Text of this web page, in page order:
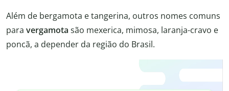
Além de bergamota e tangerina, outros nomes comuns
para vergamota são mexerica, mimosa, laranja-cravo e
poncã, a depender da região do Brasil.